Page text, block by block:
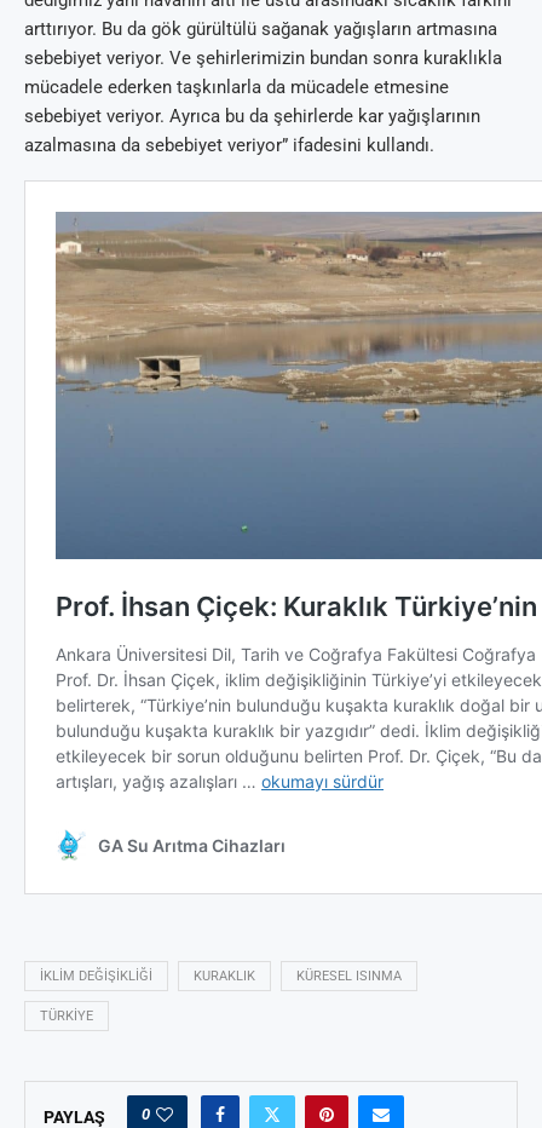
arttırıyor. Bu da gök gürültülü sağanak yağışların artmasına
sebebiyet veriyor. Ve şehirlerimizin bundan sonra kuraklıkla
mücadele ederken taşkınlarla da mücadele etmesine
sebebiyet veriyor. Ayrıca bu da şehirlerde kar yağışlarının
azalmasına da sebebiyet veriyor” ifadesini kullandı.
IKLIM DEĞIŞIKLIĞI KURAKLIK KÜRESEL ISINMA
TÜRKIYE
PAYLAŞ 0